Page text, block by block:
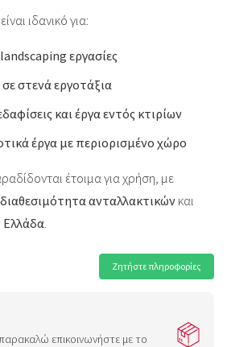
ιδανικό για:
εργασίες
στενά εργοτάξια
και έργα εντός κτιρίων
έργα με περιορισμένο χώρο
έτοιμα για χρήση, με
διαθεσιμότητα ανταλλακτικών και
Ζητήστε πληροφορίες
επικοινωνήστε με το